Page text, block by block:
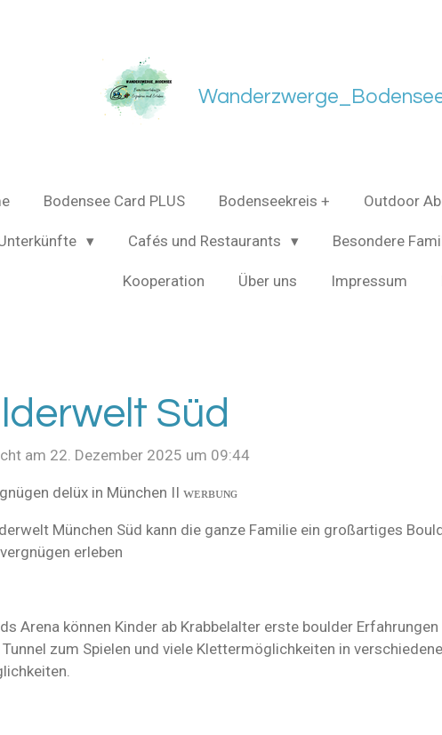
Bodensee Card PLUS Bodenseekreis + Outdoor
Cafés und Restaurants Besondere
Kooperation Über uns Impressum
Süd
am 22. Dezember 2025 um 09:44
delüx in München II ᴡᴇʀʙᴜɴɢ
München Süd kann die ganze Familie ein großartiges
erleben
Arena können Kinder ab Krabbelalter erste boulder
Tunnel zum Spielen und viele Klettermöglichkeiten in